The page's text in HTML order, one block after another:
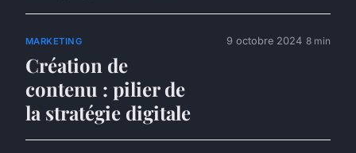
MARKETING
Création de
contenu : pilier de
la stratégie digitale
9 octobre 2024 8 min